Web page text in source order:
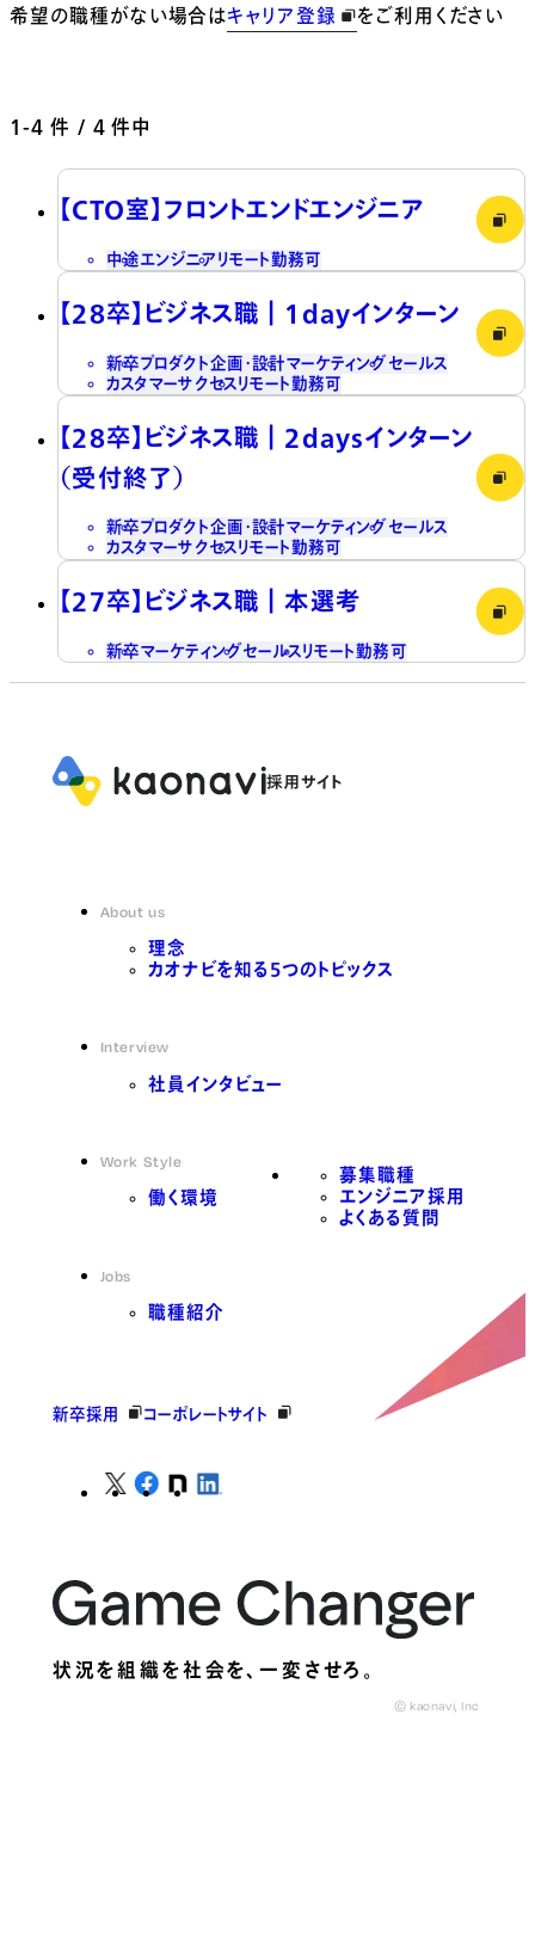
希望の職種がない場合はキャリア登録 をご利用ください
1-4 件 / 4 件中
【CTO室】フロントエンドエンジニア
中途エンジニア リモート勤務可
【28卒】ビジネス職┃1dayインターン
新卒プロダクト企画・設計マーケティングセールス
カスタマーサクセス リモート勤務可
【28卒】ビジネス職┃2daysインターン
（受付終了）
新卒プロダクト企画・設計マーケティング セールス
カスタマーサクセスリモート勤務可
【27卒】ビジネス職┃本選考
新卒マーケティング セールスリモート勤務可
About us
理念
カオナビを知る5つのトピックス
Interview
社員インタビュー
Work Style
働く環境
Jobs
職種紹介
募集職種
エンジニア採用
よくある質問
新卒採用 コーポレートサイト
状況を組織を社会を、一変させろ。
© kaonavi, Inc